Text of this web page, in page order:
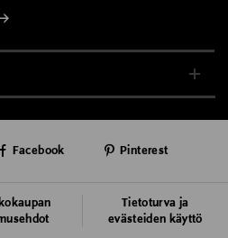
Tietoturva ja
evästeiden käyttö
Facebook Pinterest